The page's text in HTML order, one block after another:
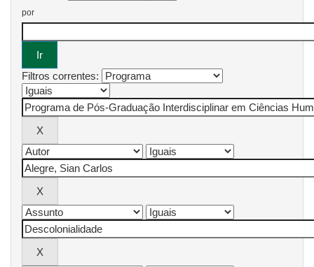
por
Filtros correntes: